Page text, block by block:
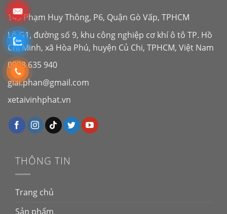
143 Phạm Huy Thông, P6, Quận Gò Vấp, TPHCM
Lô G1, đường số 9, khu công nghiệp cơ khí ô tô TP. Hồ
Chí Minh, xã Hòa Phú, huyện Củ Chi, TPHCM, Việt Nam
0908 635 940
giai.phan@gmail.com
xetaivinhphat.vn
THÔNG TIN
Trang chủ
Sản phẩm